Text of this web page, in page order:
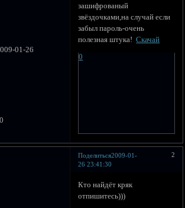
01-26
зашифрованый
звёздочками,на случай если
забыл пароль-очень
полезная штука!Скачай
0
Поделиться 2
2009-01-
26 23:41:30
Кто найдёт кряк
отпишитесь)))